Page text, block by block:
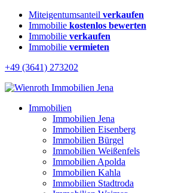
Miteigentumsanteil verkaufen
Immobilie kostenlos bewerten
Immobilie verkaufen
Immobilie vermieten
+49 (3641) 273202
Immobilien
Immobilien Jena
Immobilien Eisenberg
Immobilien Bürgel
Immobilien Weißenfels
Immobilien Apolda
Immobilien Kahla
Immobilien Stadtroda